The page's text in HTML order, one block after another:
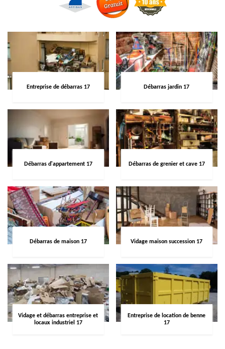
Entreprise de débarras 17 Débarras jardin 17
Débarras d'appartement 17 Débarras de grenier et cave 17
Débarras de maison 17 Vidage maison succession 17
Vidage et débarras entreprise et
locaux industriel 17
Entreprise de location de benne
17